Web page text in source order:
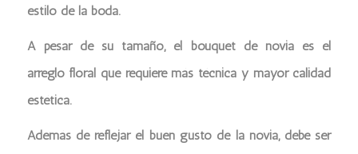
estilo de la boda.
A pesar de su tamaño, el bouquet de novia es el
arreglo floral que requiere más técnica y mayor calidad
estética.
Además de reflejar el buen gusto de la novia, debe ser